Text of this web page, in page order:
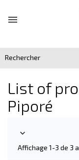

List of
Piporé

Affichage 1-3 de 3